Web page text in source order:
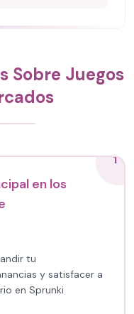
Sobre Juegos
1
en los
tu
y satisfacer a
en Sprunki